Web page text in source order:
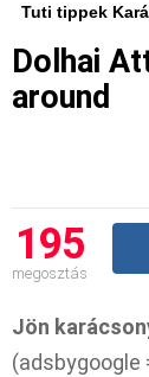
Tuti tippek
Dolhai
around
195
megosztás
Jön
(adsbygoogle